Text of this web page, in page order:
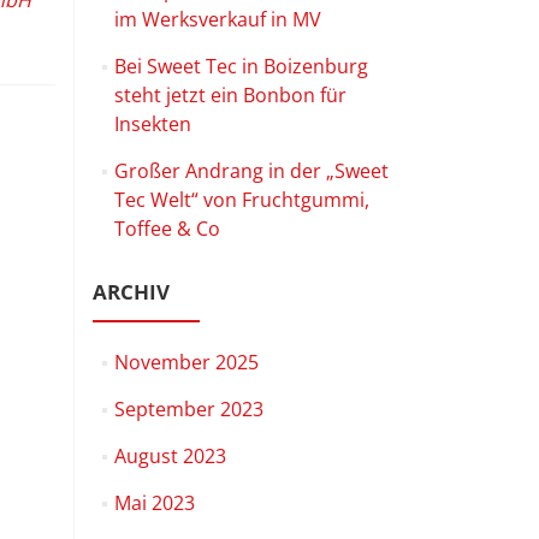
im Werksverkauf in MV
Bei Sweet Tec in Boizenburg
steht jetzt ein Bonbon für
Insekten
Großer Andrang in der „Sweet
Tec Welt“ von Fruchtgummi,
Toffee & Co
ARCHIV
November 2025
September 2023
August 2023
Mai 2023